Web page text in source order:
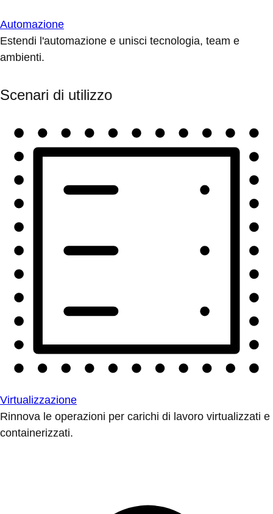
Automazione
Estendi l'automazione e unisci tecnologia, team e
ambienti.
Scenari di utilizzo
Virtualizzazione
Rinnova le operazioni per carichi di lavoro virtualizzati e
containerizzati.